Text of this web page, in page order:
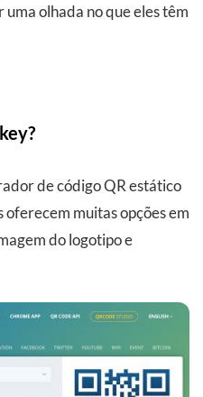
olhada no que eles têm
de código QR estático
muitas opções em
do logotipo e